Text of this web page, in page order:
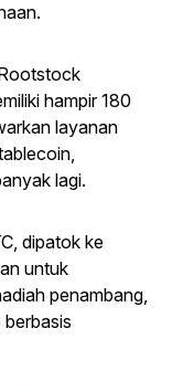
hampir 180
layanan
lagi.
dipatok ke
untuk
penambang,